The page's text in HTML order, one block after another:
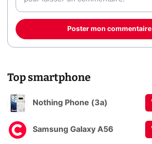
Poster mon commentaire
Top smartphone
Nothing Phone (3a)
Samsung Galaxy A56